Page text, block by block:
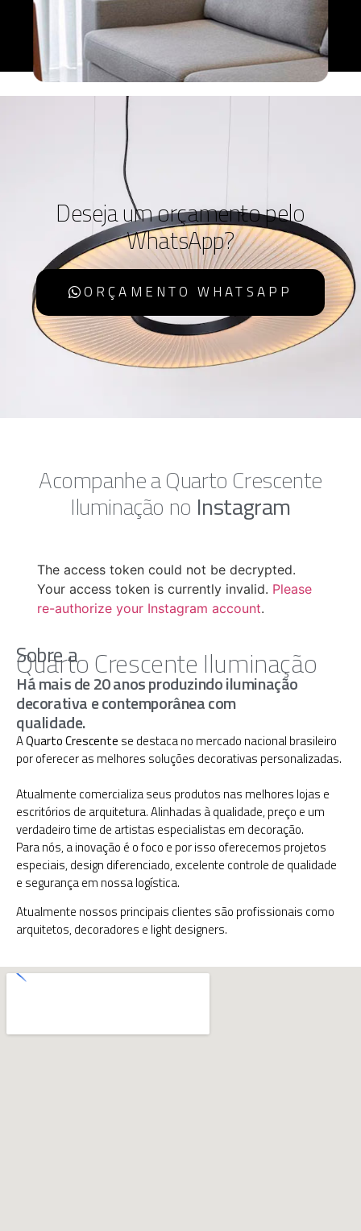
Deseja um orçamento pelo
WhatsApp?
ORÇAMENTO WHATSAPP
Acompanhe a Quarto Crescente
Iluminação no Instagram
The access token could not be decrypted.
Your access token is currently invalid. Please
re-authorize your Instagram account.
Sobre a
Quarto Crescente Iluminação
Há mais de 20 anos produzindo iluminação
decorativa e contemporânea com
qualidade.
AQuarto Crescente se destaca no mercado nacional brasileiro
por oferecer as melhores soluções decorativas personalizadas.
Atualmente comercializa seus produtos nas melhores lojas e
escritórios de arquitetura. Alinhadas à qualidade, preço e um
verdadeiro time de artistas especialistas em decoração.
Para nós, a inovação é o foco e por isso oferecemos projetos
especiais, design diferenciado, excelente controle de qualidade
e segurança em nossa logística.
Atualmente nossos principais clientes são profissionais como
arquitetos, decoradores e light designers.